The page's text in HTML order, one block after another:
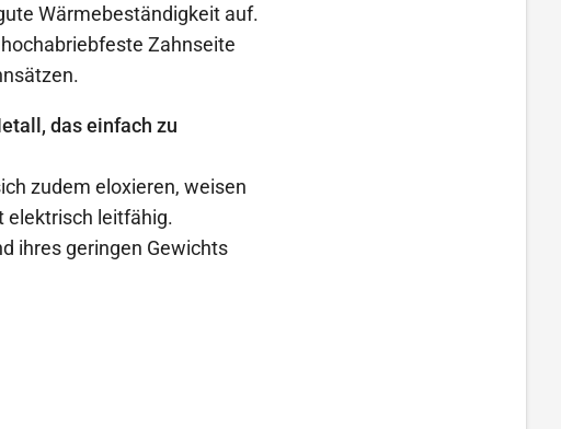
Wärmebeständigkeit auf.
Zahnseite
das einfach zu
zudem eloxieren, weisen
elektrisch leitfähig.
ihres geringen Gewichts